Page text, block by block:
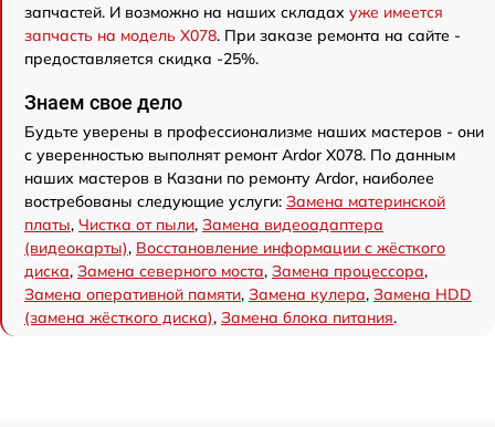
запчастей. И возможно на наших складах уже имеется
запчасть на модель X078. При заказе ремонта на сайте -
предоставляется скидка -25%.
Знаем свое дело
Будьте уверены в профессионализме наших мастеров - они
с уверенностью выполнят ремонт Ardor X078. По данным
наших мастеров в Казани по ремонту Ardor, наиболее
востребованы следующие услуги: Замена материнской
платы, Чистка от пыли, Замена видеоадаптера
(видеокарты), Восстановление информации с жёсткого
диска, Замена северного моста, Замена процессора,
Замена оперативной памяти, Замена кулера, Замена HDD
(замена жёсткого диска), Замена блока питания.